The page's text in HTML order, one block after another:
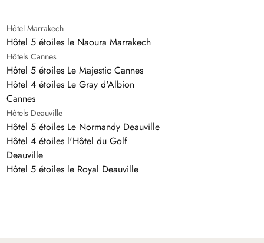
Hôtel Marrakech
Hôtel 5 étoiles le Naoura Marrakech
Hôtels Cannes
Hôtel 5 étoiles Le Majestic Cannes
Hôtel 4 étoiles Le Gray d'Albion
Cannes
Hôtels Deauville
Hôtel 5 étoiles Le Normandy Deauville
Hôtel 4 étoiles l'Hôtel du Golf
Deauville
Hôtel 5 étoiles le Royal Deauville